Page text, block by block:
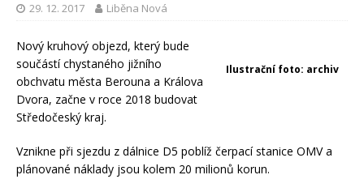
29. 12. 2017 Liběna Nová
Ilustrační foto: archiv
Nový kruhový objezd, který bude
součástí chystaného jižního
obchvatu města Berouna a Králova
Dvora, začne v roce 2018 budovat
Středočeský kraj.
Vznikne při sjezdu z dálnice D5 poblíž čerpací stanice OMV a
plánované náklady jsou kolem 20 milionů korun.